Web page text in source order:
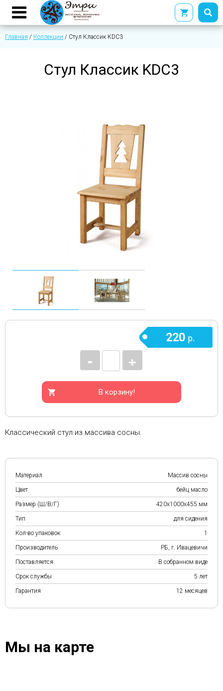
Главная / Коллекции / Стул Классик KDC3
Стул Классик KDC3
+
-
220 р.
В корзину!
Классический стул из массива сосны.
Материал Массив сосны
Цвет бейц масло
Размер (Ш/В/Г) 420х1000х455 мм
Тип для сидения
Кол-во упаковок 1
Производитель РБ, г. Ивацевичи
Поставляется В собранном виде
Срок службы 5 лет
Гарантия 12 месяцев
Мы на карте